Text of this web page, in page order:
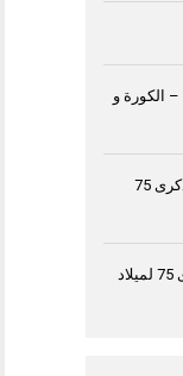
– الكورة و
جوجل تحتفل بالذكرى 75
جوجل تحتفل بالذكرى 75 لميلاد